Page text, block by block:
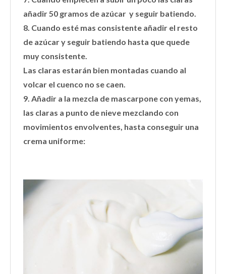
añadir 50 gramos de azúcar y seguir batiendo.
8. Cuando esté mas consistente añadir el resto
de azúcar y seguir batiendo hasta que quede
muy consistente.
Las claras estarán bien montadas cuando al
volcar el cuenco no se caen.
9. Añadir a la mezcla de mascarpone con yemas,
las claras a punto de nieve mezclando con
movimientos envolventes, hasta conseguir una
crema uniforme: